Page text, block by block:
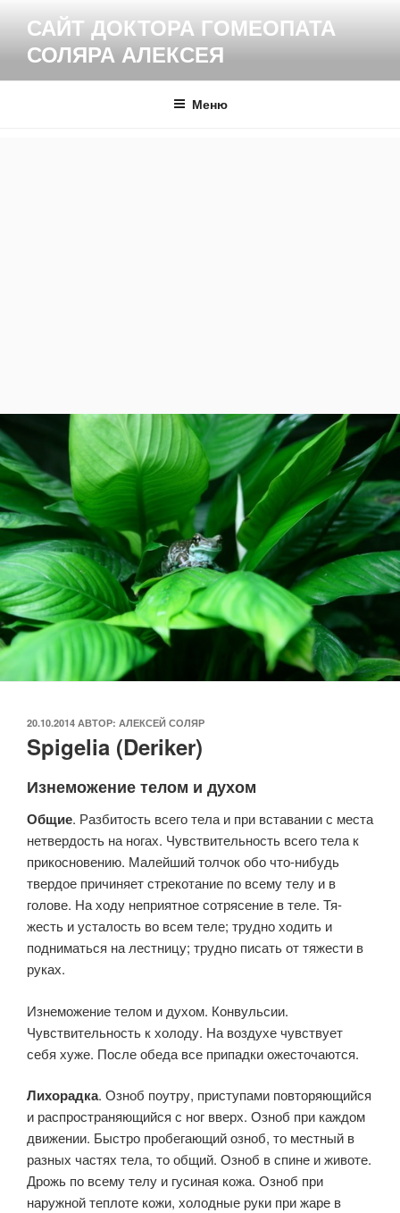
содержимому
САЙТ ДОКТОРА ГОМЕОПАТА
СОЛЯРА АЛЕКСЕЯ
Меню
ОПУБЛИКОВАНО
20.10.2014 АВТОР: АЛЕКСЕЙ СОЛЯР
Spigelia (Deriker)
Изнеможение телом и духом
Общие. Разбитость всего тела и при вставании с места
нетвер­дость на ногах. Чувствительность всего тела к
прикосновению. Ма­лейший толчок обо что-нибудь
твердое причиняет стрекотание по всему телу и в
голове. На ходу неприятное сотрясение в теле. Тя­
жесть и усталость во всем теле; трудно ходить и
подниматься на ле­стницу; трудно писать от тяжести в
руках.
Изнеможение телом и духом. Конвульсии.
Чувствительность к холоду. На воздухе чувст­вует
себя хуже. После обеда все припадки ожесточаются.
Лихорадка. Озноб поутру, приступами повторяющийся
и рас­пространяющийся с ног вверх. Озноб при каждом
движении. Быстро пробегающий озноб, то местный в
разных частях тела, то общий. Озноб в спине и животе.
Дрожь по всему телу и гусиная кожа. Озноб при
наружной теплоте кожи, холодные руки при жаре в